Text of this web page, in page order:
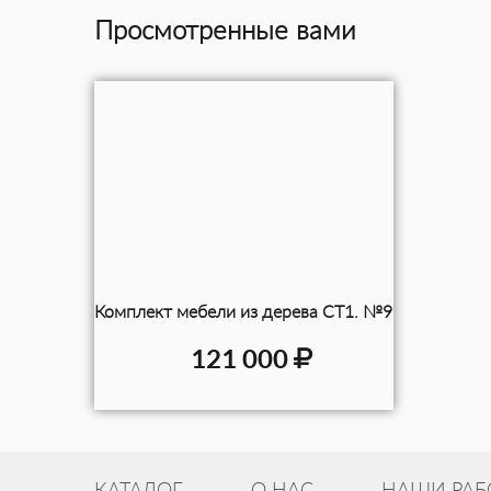
Просмотренные вами
Комплект мебели из дерева СТ1. №9
121 000